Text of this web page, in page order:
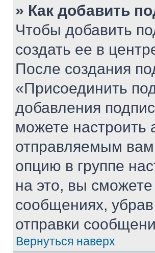
» Как добавить
Чтобы добавить
создать ее в
После создания
«Присоединить
добавления
можете настроить
отправляемым
опцию в группе
на это, вы
сообщениях,
отправки
Вернуться наверх